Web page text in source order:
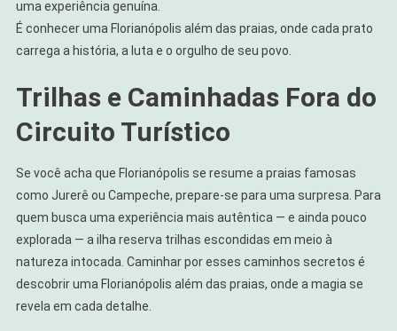
uma experiência genuína.
É conhecer uma Florianópolis além das praias, onde cada prato
carrega a história, a luta e o orgulho de seu povo.
Trilhas e Caminhadas Fora do
Circuito Turístico
Se você acha que Florianópolis se resume a praias famosas
como Jurerê ou Campeche, prepare-se para uma surpresa. Para
quem busca uma experiência mais autêntica — e ainda pouco
explorada — a ilha reserva trilhas escondidas em meio à
natureza intocada. Caminhar por esses caminhos secretos é
descobrir uma Florianópolis além das praias, onde a magia se
revela em cada detalhe.